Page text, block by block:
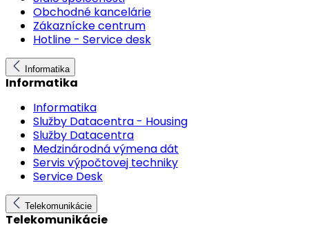
Obchodné kancelárie
Zákaznícke centrum
Hotline - Service desk
Informatika
Informatika
Informatika
Služby Datacentra - Housing
Služby Datacentra
Medzinárodná výmena dát
Servis výpočtovej techniky
Service Desk
Telekomunikácie
Telekomunikácie